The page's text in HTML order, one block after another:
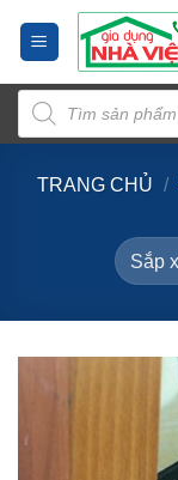
dung
Tìm
kiếm
sản
phẩm
TRANG CHỦ /